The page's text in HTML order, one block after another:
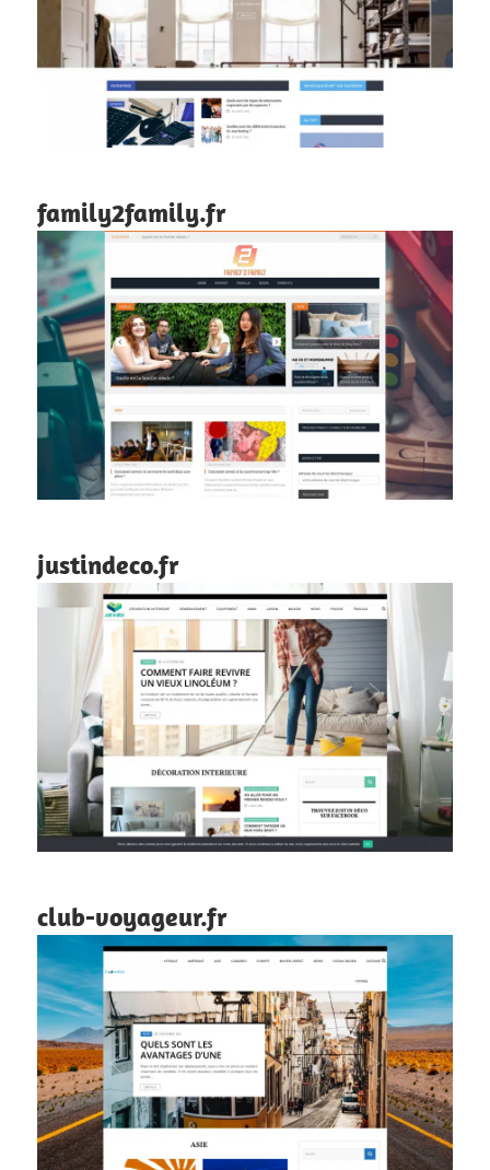
family2family.fr
justindeco.fr
club-voyageur.fr